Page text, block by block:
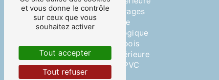
Portes de garages
Menuiserie
Isolation écologique
Menuiserie bois
Menuiserie intérieure
Menuiserie PVC
et vous donne le contrôle
sur ceux que vous
souhaitez activer
Tout accepter
Tout refuser